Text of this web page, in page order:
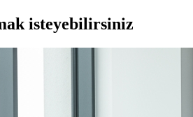
isteyebilirsiniz